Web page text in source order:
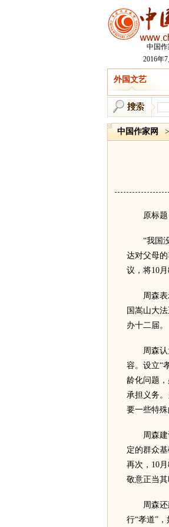
中国
2016年
外国文艺
中国作家网
原标题：
“我国没
达对父母
议，将10
周森表示
国嵩山大
办十二届。
周森认为
容。设立“
龄化问题
承担义务
要一些特殊
周森建议
定的群众
再次，10
敬意正当其
周森还建
行“孝道”